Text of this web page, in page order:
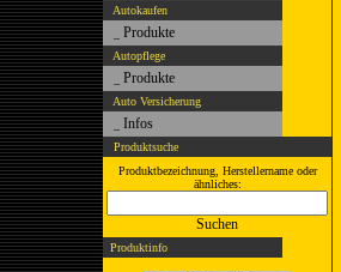
Autokaufen
Produkte
Autopflege
Produkte
Auto Versicherung
Infos
Produktsuche
Produktbezeichnung, Herstellername oder
ähnliches:
Suchen
Produktinfo